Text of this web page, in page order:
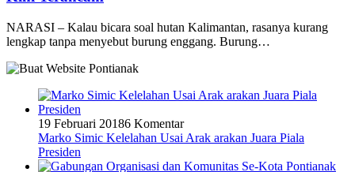
NARASI – Kalau bicara soal hutan Kalimantan, rasanya kurang
lengkap tanpa menyebut burung enggang. Burung…
19 Februari 20186 Komentar
Marko Simic Kelelahan Usai Arak arakan Juara Piala
Presiden